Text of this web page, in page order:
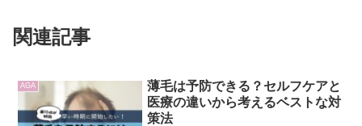
関連記事
AGA
薄毛は予防できる？セルフケアと
医療の違いから考えるベストな対
策法